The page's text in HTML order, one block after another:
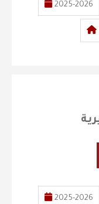
2025-2026
2025-2026